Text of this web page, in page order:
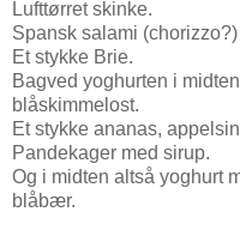
Lufttørret skinke.
Spansk salami (chorizzo?)
Et stykke Brie.
Bagved yoghurten i
blåskimmelost.
Et stykke ananas,
Pandekager med sirup.
Og i midten altså yoghurt
blåbær.